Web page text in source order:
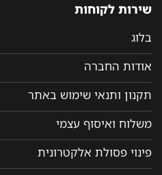
שירות לקוחות
בלוג
אודות החברה
תקנון ותנאי שימוש באתר
משלוח ואיסוף עצמי
פינוי פסולת אלקטרונית